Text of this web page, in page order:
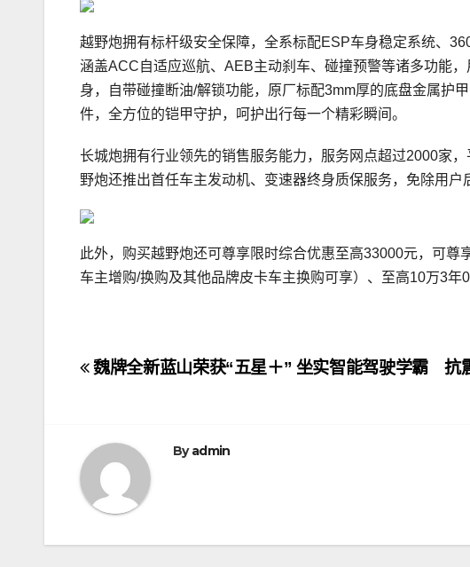
越野炮拥有标杆级安全保障，全系标配ESP车身稳定系统、
涵盖ACC自适应巡航、AEB主动刹车、碰撞预警等诸多功能
身，自带碰撞断油/解锁功能，原厂标配3mm厚的底盘金属护
件，全方位的铠甲守护，呵护出行每一个精彩瞬间。
长城炮拥有行业领先的销售服务能力，服务网点超过2000家
野炮还推出首任车主发动机、变速器终身质保服务，免除用户
此外，购买越野炮还可尊享限时综合优惠至高33000元，可
车主增购/换购及其他品牌皮卡车主换购可享）、至高10万3年0
文
导
航
抗
魏牌全新蓝山荣获“五星＋” 坐实智能驾驶学霸
Byadmin